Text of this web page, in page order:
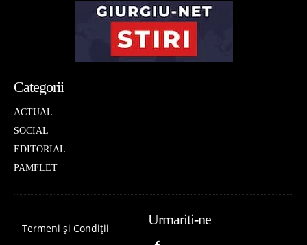
Categorii
ACTUAL
SOCIAL
EDITORIAL
PAMFLET
Termeni și Condiții
Urmariti-ne